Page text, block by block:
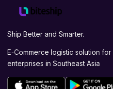
Ship Better and Smarter.
E-Commerce logistic solution for
enterprises in Southeast Asia